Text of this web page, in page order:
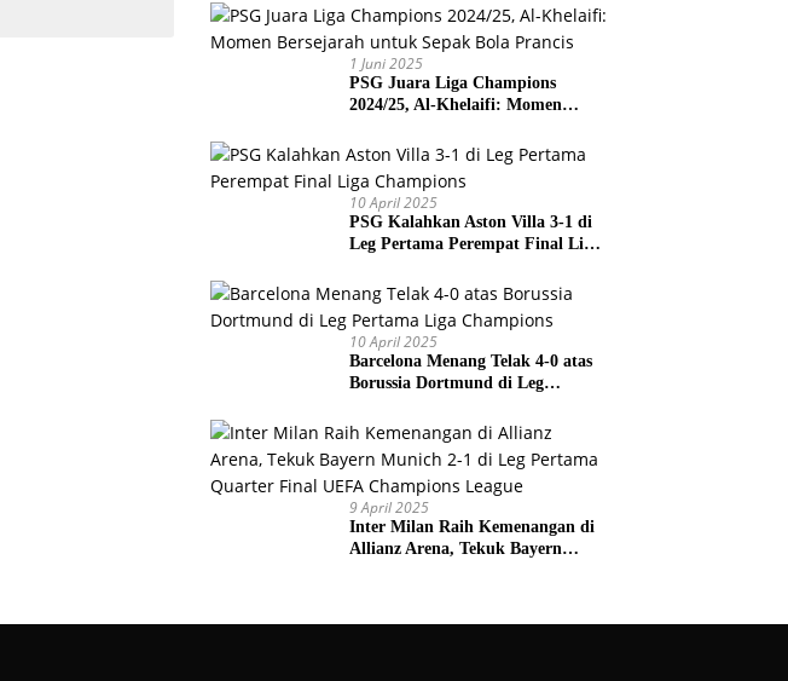
Dunia 2026
1 Juni 2025
PSG Juara Liga Champions
2024/25, Al-Khelaifi: Momen
Prancis
10 April 2025
PSG Kalahkan Aston Villa 3-1 di
Leg Pertama Perempat Final Liga
10 April 2025
Barcelona Menang Telak 4-0 atas
Borussia Dortmund di Leg
9 April 2025
Inter Milan Raih Kemenangan di
Allianz Arena, Tekuk Bayern